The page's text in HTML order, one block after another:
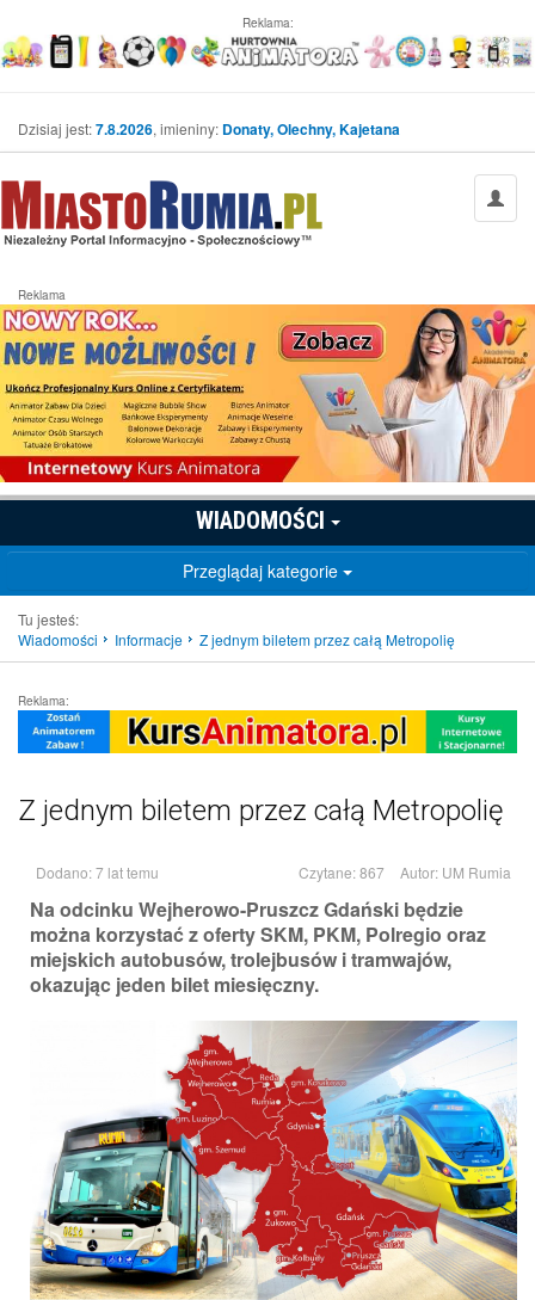
Reklama:
Dzisiaj jest:7.8.2026, imieniny: Donaty, Olechny, Kajetana
Reklama
WIADOMOŚCI
Przeglądaj kategorie
Tu jesteś:
Wiadomości
Informacje Z jednym biletem przez całą Metropolię
Reklama:
Z jednym biletem przez całą Metropolię
Dodano: 7 lat temu Czytane: 867 Autor: UM Rumia
Na odcinku Wejherowo-Pruszcz Gdański będzie
można korzystać z oferty SKM, PKM, Polregio oraz
miejskich autobusów, trolejbusów i tramwajów,
okazując jeden bilet miesięczny.